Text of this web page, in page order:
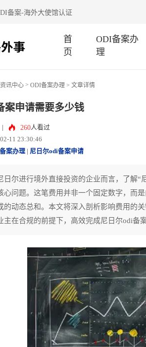
备案-海外大使馆认证
首
页
ODI备案办
理
资讯中心 > ODI备案办理 > 文章详情
案申请需要多少钱
260人看过
11 23:30:46
案办理 尼日尔odi备案申请
日尔进行境外直接投资的企业而言，了解
心问题。这笔费用并非一个固定数字，而
的动态总和。本文将深入剖析影响费用的
主在合规的前提下，高效完成尼日尔odi备